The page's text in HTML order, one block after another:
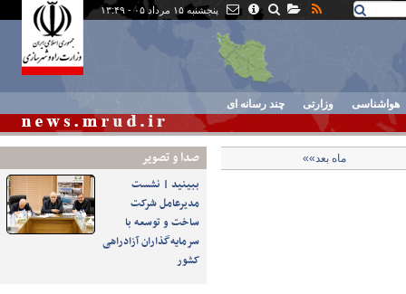
پنجشنبه ۱۵ مرداد ۰۵ - ۱۳:۴۹
هواشناسی وزارتی چند رسانه ای
صدا و تصوير
ببینید | نشست
مدیرعامل شرکت
ساخت و توسعه با
سرمایه‌گذاران آزادراهی
کشور
ماه بعد»»